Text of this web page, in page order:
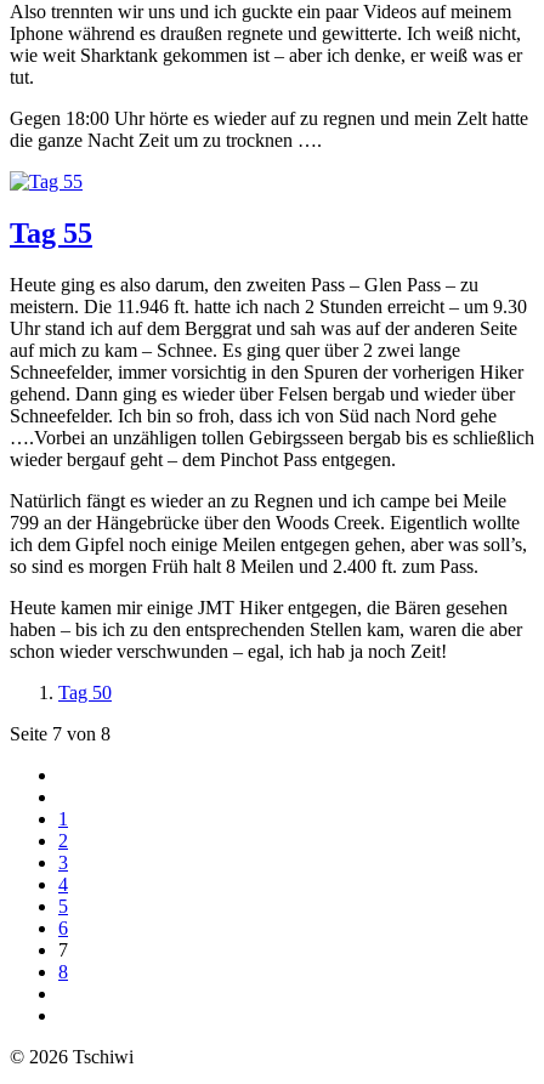
Also trennten wir uns und ich guckte ein paar Videos auf meinem
Iphone während es draußen regnete und gewitterte. Ich weiß nicht,
wie weit Sharktank gekommen ist – aber ich denke, er weiß was er
tut.
Gegen 18:00 Uhr hörte es wieder auf zu regnen und mein Zelt hatte
die ganze Nacht Zeit um zu trocknen ….
Tag 55
Heute ging es also darum, den zweiten Pass – Glen Pass – zu
meistern. Die 11.946 ft. hatte ich nach 2 Stunden erreicht – um 9.30
Uhr stand ich auf dem Berggrat und sah was auf der anderen Seite
auf mich zu kam – Schnee. Es ging quer über 2 zwei lange
Schneefelder, immer vorsichtig in den Spuren der vorherigen Hiker
gehend. Dann ging es wieder über Felsen bergab und wieder über
Schneefelder. Ich bin so froh, dass ich von Süd nach Nord gehe
….Vorbei an unzähligen tollen Gebirgsseen bergab bis es schließlich
wieder bergauf geht – dem Pinchot Pass entgegen.
Natürlich fängt es wieder an zu Regnen und ich campe bei Meile
799 an der Hängebrücke über den Woods Creek. Eigentlich wollte
ich dem Gipfel noch einige Meilen entgegen gehen, aber was soll’s,
so sind es morgen Früh halt 8 Meilen und 2.400 ft. zum Pass.
Heute kamen mir einige JMT Hiker entgegen, die Bären gesehen
haben – bis ich zu den entsprechenden Stellen kam, waren die aber
schon wieder verschwunden – egal, ich hab ja noch Zeit!
Tag 50
Seite 7 von 8
1
2
3
4
5
6
7
8
© 2026 Tschiwi